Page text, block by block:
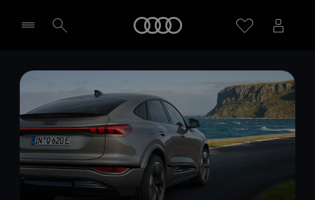
Händler wählen